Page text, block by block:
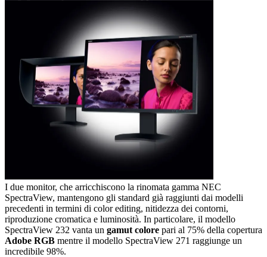
I due monitor, che arricchiscono la rinomata gamma NEC
SpectraView, mantengono gli standard già raggiunti dai modelli
precedenti in termini di color editing, nitidezza dei contorni,
riproduzione cromatica e luminosità. In particolare, il modello
SpectraView 232 vanta un gamut colore pari al 75% della copertura
Adobe RGB mentre il modello SpectraView 271 raggiunge un
incredibile 98%.